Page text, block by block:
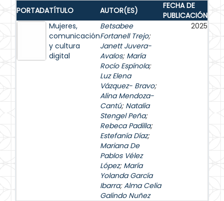
PORTADATÍTULO AUTOR(ES)
FECHA DE
PUBLICACIÓN
Mujeres,
comunicación
y cultura
digital
Betsabee
Fortanell Trejo;
Janett Juvera-
Avalos; María
Rocío Espínola;
Luz Elena
Vázquez- Bravo;
Alina Mendoza-
Cantú; Natalia
Stengel Peña;
Rebeca Padilla;
Estefanía Díaz;
Mariana De
Pablos Vélez
López; María
Yolanda García
Ibarra;Alma Celia
Galindo Nuñez
2025